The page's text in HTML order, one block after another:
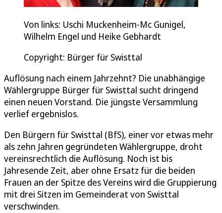
Von links: Uschi Muckenheim-Mc Gunigel,
Wilhelm Engel und Heike Gebhardt
Copyright: Bürger für Swisttal
Auflösung nach einem Jahrzehnt? Die unabhängige
Wählergruppe Bürger für Swisttal sucht dringend
einen neuen Vorstand. Die jüngste Versammlung
verlief ergebnislos.
Den Bürgern für Swisttal (BfS), einer vor etwas mehr
als zehn Jahren gegründeten Wählergruppe, droht
vereinsrechtlich die Auflösung. Noch ist bis
Jahresende Zeit, aber ohne Ersatz für die beiden
Frauen an der Spitze des Vereins wird die Gruppierung
mit drei Sitzen im Gemeinderat von Swisttal
verschwinden.